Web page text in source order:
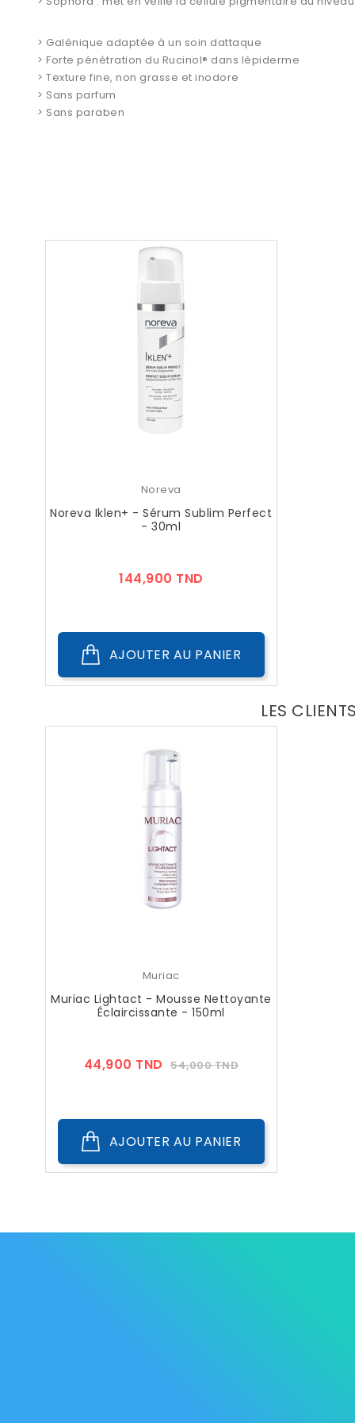
> Galénique adaptée à un soin dattaque
> Forte pénétration du Rucinol® dans lépiderme
> Texture fine, non grasse et inodore
> Sans parfum
> Sans paraben
Noreva
Noreva Iklen+ - Sérum Sublim Perfect
- 30ml
144,900 TND
AJOUTER AU PANIER
LES
Muriac
Muriac Lightact - Mousse Nettoyante
Éclaircissante - 150ml
44,900 TND Prix
54,000 TNDPrix
AJOUTER AU PANIER